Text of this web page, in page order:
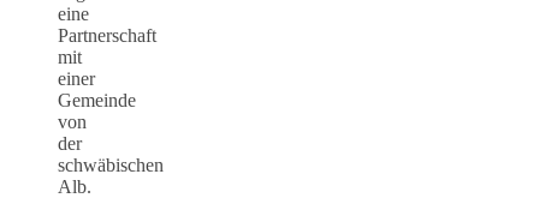
eine
Partnerschaft
mit
einer
Gemeinde
von
der
schwäbischen
Alb.